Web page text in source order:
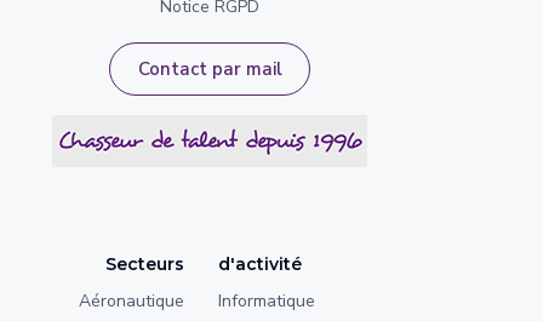
Notice RGPD
Contact par mail
Secteurs
Aéronautique
d'activité
Informatique